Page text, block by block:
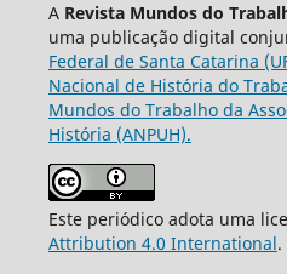
A Revista Mundos do
uma publicação digital
Federal de Santa Catarina
Nacional de História do
Mundos do Trabalho da
História (ANPUH).
Este periódico adota uma
Attribution 4.0 International.